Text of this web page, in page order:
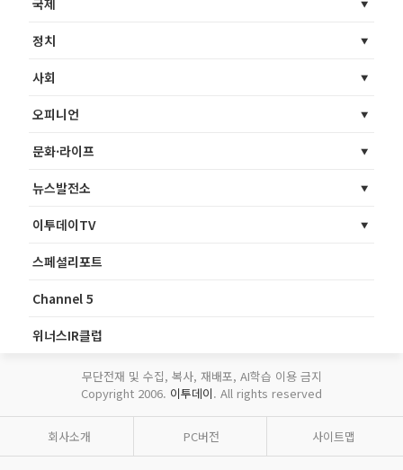
정치
사회
오피니언
문화·라이프
뉴스발전소
이투데이TV
스페셜리포트
Channel 5
위너스IR클럽
무단전재 및 수집, 복사, 재배포, AI학습 이용 금지
Copyright 2006. 이투데이. All rights reserved
회사소개 PC버전 사이트맵